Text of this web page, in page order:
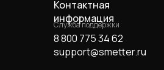
Контактная
информация
Служба поддержки
8 800 775 34 62
support@smetter.ru